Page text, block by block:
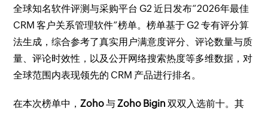
全球知名软件评测与采购平台 G2 近日发布“2026年最佳
CRM 客户关系管理软件”榜单。榜单基于 G2 专有评分算
法生成，综合参考了真实用户满意度评分、评论数量与质
量、评论时效性，以及公开网络搜索热度等多维数据，对
全球范围内表现领先的 CRM 产品进行排名。
在本次榜单中，Zoho与Zoho Bigin 双双入选前十。其